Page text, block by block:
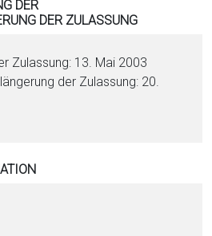
DER
DER ZULASSUNG
Zulassung: 13. Mai 2003
der Zulassung: 20.